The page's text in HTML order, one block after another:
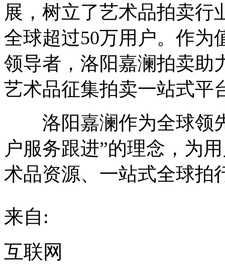
展，树立了艺术品拍卖行
全球超过50万用户。作为
领导者，洛阳嘉澜拍卖助
艺术品征集拍卖一站式平
洛阳嘉澜作为全球领
户服务跟进”的理念，为
术品资源、一站式全球拍
来自:
互联网